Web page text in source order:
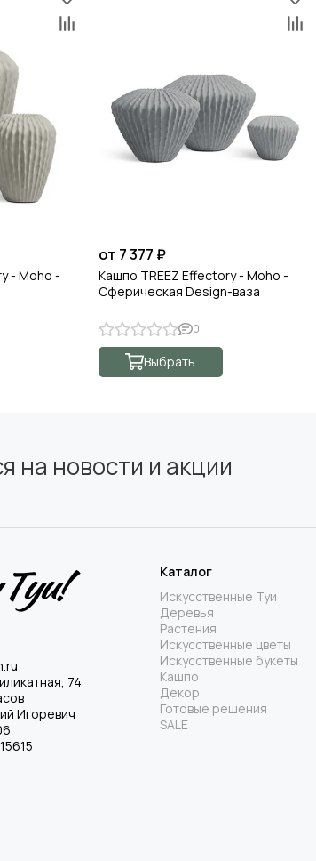
- Moho -
от 7 377 ₽
Кашпо TREEZ Effectory - Moho -
Сферическая Design-ваза
0
Выбрать
на новости и акции
74
Игоревич
Каталог
Искусственные Туи
Деревья
Растения
Искусственные цветы
Искусственные букеты
Кашпо
Декор
Готовые решения
SALE